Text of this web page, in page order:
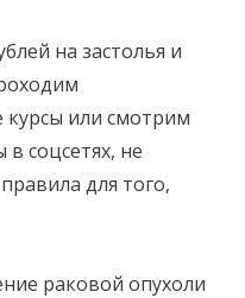
на застолья и
или смотрим
соцсетях, не
для того,
раковой опухоли